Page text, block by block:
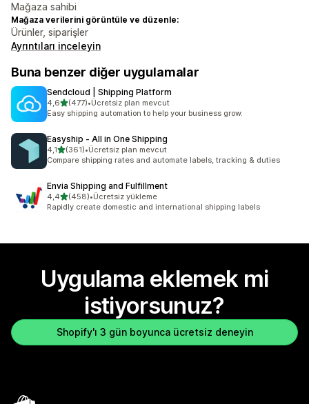
Mağaza sahibi
Mağaza verilerini görüntüle ve düzenle:
Ürünler, siparişler
Ayrıntıları inceleyin
Buna benzer diğer uygulamalar
Sendcloud | Shipping Platform
4,65 yıldız üzerinden
(477)
toplam 477 değerlendirme
•Ücretsiz plan mevcut
Easy shipping automation to help your business grow.
Easyship ‑ All in One Shipping
4,15 yıldız üzerinden
(361)
toplam 361 değerlendirme
•Ücretsiz plan mevcut
Compare shipping rates and automate labels, tracking & duties
Envia Shipping and Fulfillment
4,45 yıldız üzerinden
(458)
toplam 458 değerlendirme
•Ücretsiz yükleme
Rapidly create domestic and international shipping labels
Uygulama eklemek mi
istiyorsunuz?
Shopify'ı 3 gün boyunca ücretsiz deneyin